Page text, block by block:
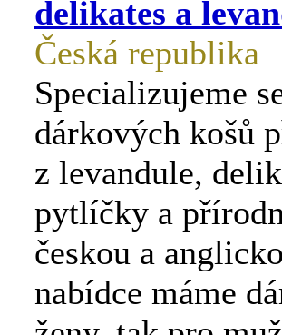
delikates a
Česká republika
Specializujeme
dárkových košů
z levandule,
pytlíčky a
českou a
nabídce máme